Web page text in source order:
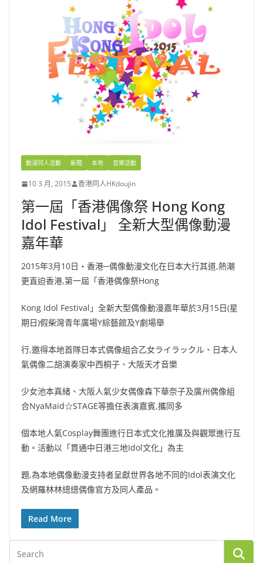
動漫同人活動 新聞 本地 音樂活動
10 3 月, 2015 香港同人HKdoujin
第一屆「香港偶像祭 Hong Kong
Idol Festival」 全新大型偶像動漫
嘉年華
2015年3月10日‧香港─偶像動漫文化在日本大行其道,熱潮
更直迫香港,第一屆「香港偶像祭Hong
Kong Idol Festival」全新大型偶像動漫嘉年華於3月15日(星
期日)假柴灣青年廣場Y綜藝館及Y劇場舉
行,邀得本地首隊日本式偶像組合乙女ライラックル、日本人
氣偶像二胡演奏家中西桐子、大阪天才音樂
少女池本真緒、大阪人氣少女偶像森下華奈子及廣州偶像組
合NyaMaid☆STAGE等擔任表演嘉賓,攜同多
個本地人氣Cosplay舞團進行日本式文化推廣及與觀眾進行互
動。活動以「貫通中日港三地Idol文化」為主
題,為本地偶像動漫支持者呈獻世界各地不同的Idol表演文化
及網羅林林總總偶像官方及同人產品。
Read More